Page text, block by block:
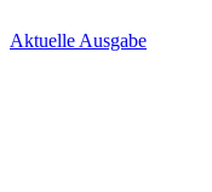
Skip
Aktuelle Ausgabe